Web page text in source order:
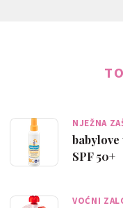
NJEŽNA
SPF 50+
VOĆNI